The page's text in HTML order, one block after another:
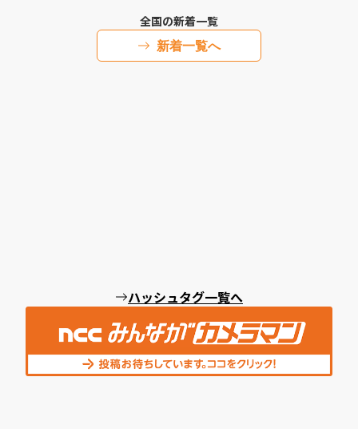
全国の新着一覧
新着一覧へ
ハッシュタグ一覧へ